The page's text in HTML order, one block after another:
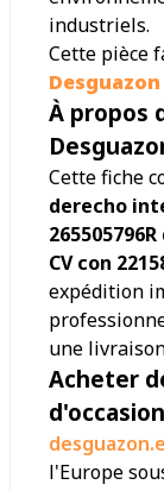
industriels.
Cette pièce
À propos
Cette fiche
derecho
CV con
expédition
une
Acheter
l'Europe